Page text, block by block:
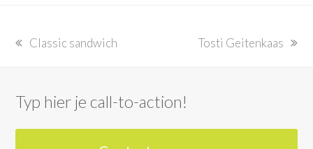
previous
Classic sandwich
next
Tosti Geitenkaas
Typ hier je call-to-action!